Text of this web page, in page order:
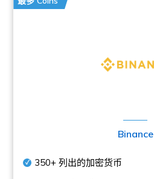
Binance
350+ 列出的加密货币